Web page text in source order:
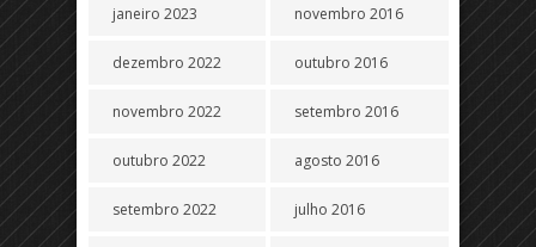
janeiro 2023
dezembro 2022
novembro 2022
outubro 2022
setembro 2022
novembro 2016
outubro 2016
setembro 2016
agosto 2016
julho 2016